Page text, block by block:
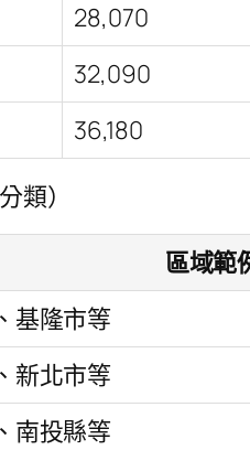
28,070
32,090
36,180
類）
區域範
基隆市等
新北市等
南投縣等